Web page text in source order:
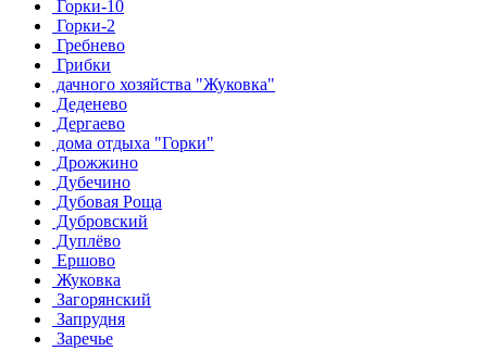
Горки-10
Горки-2
Гребнево
Грибки
дачного хозяйства "Жуковка"
Деденево
Дергаево
дома отдыха "Горки"
Дрожжино
Дубечино
Дубовая Роща
Дубровский
Дуплёво
Ершово
Жуковка
Загорянский
Запрудня
Заречье